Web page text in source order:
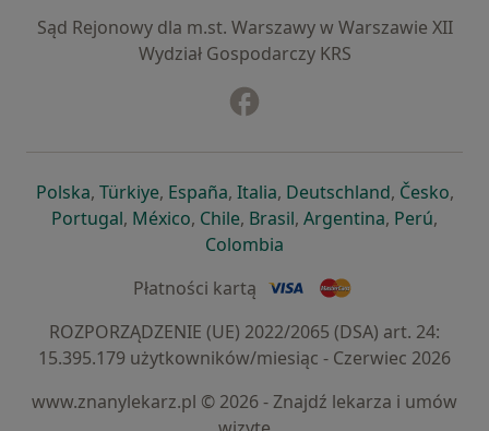
Sąd Rejonowy dla m.st. Warszawy w Warszawie XII
Wydział Gospodarczy KRS
Polskaotwiera się w nowej karcie
, Türkiyeotwiera się w nowej karcie
, Españaotwiera się w nowej karcie
, Italiaotwiera się w nowej
, Deutschlandotwiera się
, Česko,
Portugalotwiera się w nowej karcie
, Méxicootwiera się w nowej karcie
, Chileotwiera się w nowej karcie
, Brasilotwiera się w nowej
, Argentinaotwiera się
, Perú,
Colombia
Płatności kartą
ROZPORZĄDZENIE (UE) 2022/2065 (DSA) art. 24:
15.395.179 użytkowników/miesiąc - Czerwiec 2026
www.znanylekarz.pl © 2026 - Znajdź lekarza i umów